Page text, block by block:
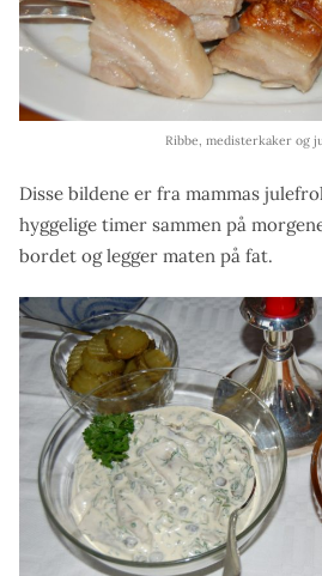
Ribbe, medisterkaker og
Disse bildene er fra mammas
hyggelige timer sammen på
bordet og legger maten på fat.